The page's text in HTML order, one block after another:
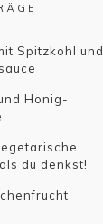
Spitzkohl und
Honig-
du denkst!